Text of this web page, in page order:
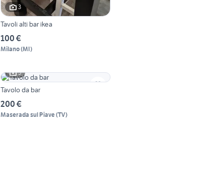
3
Tavoli alti bar ikea
100 €
Milano(MI)
5
Tavolo da bar
200 €
Maserada sul Piave(TV)